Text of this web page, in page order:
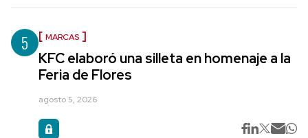
5 MARCAS
KFC elaboró una silleta en homenaje a la
Feria de Flores
agosto 5, 2026